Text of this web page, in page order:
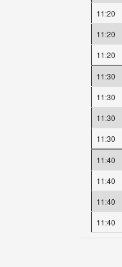
11:20
11:20
11:20
11:30
11:30
11:30
11:30
11:40
11:40
11:40
11:40